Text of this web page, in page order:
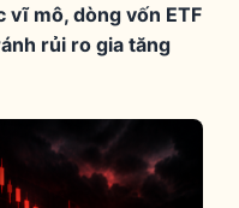
vĩ mô, dòng vốn ETF
rủi ro gia tăng